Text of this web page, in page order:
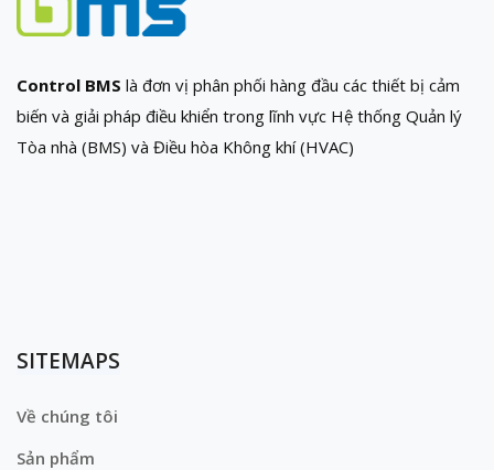
Control BMS là đơn vị phân phối hàng đầu các thiết bị cảm
biến và giải pháp điều khiển trong lĩnh vực Hệ thống Quản lý
Tòa nhà (BMS) và Điều hòa Không khí (HVAC)
SITEMAPS
Về chúng tôi
Sản phẩm